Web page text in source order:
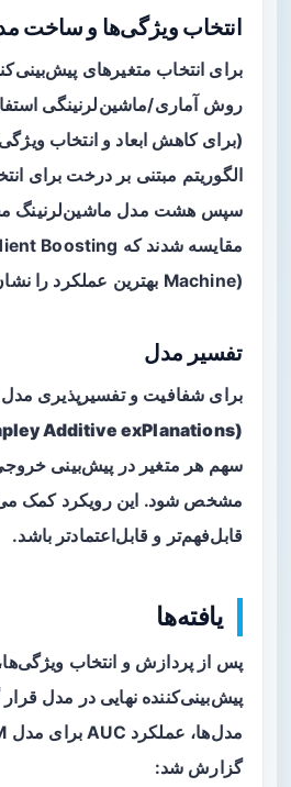
انتخاب ویژگی‌ها و ساخت
برای انتخاب متغیرهای
روش آماری/ماشین‌لرنینگی
(برای کاهش ابعاد و انتخاب
الگوریتم مبتنی بر درخت برای
سپس هشت مدل ماشین‌لرنینگ
مقایسه شدند که Boosting
Machine) بهترین عملکرد را نشان داد.
تفسیر مدل
برای شفافیت و تفسیرپذیری
Additive exPlanations)
سهم هر متغیر در پیش‌بینی
مشخص شود. این رویکرد کمک
قابل‌فهم‌تر و قابل‌اعتمادتر باشد.
یافته‌ها
پس از پردازش و انتخاب
پیش‌بینی‌کننده نهایی در مدل
گزارش شد: